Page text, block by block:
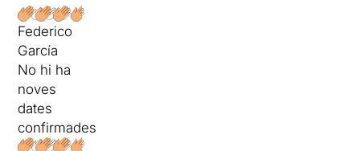
Federico
García
No hi ha
noves
dates
confirmades